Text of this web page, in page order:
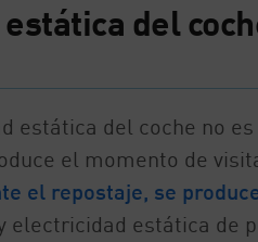
del
estática del coche no
el momento de
el repostaje, se
electricidad estática de